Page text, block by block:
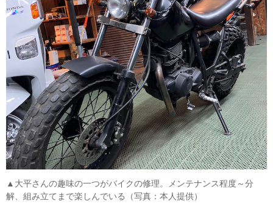
▲大平さんの趣味の一つがバイクの修理。メンテナンス程度～分
解、組み立てまで楽しんでいる（写真：本人提供）